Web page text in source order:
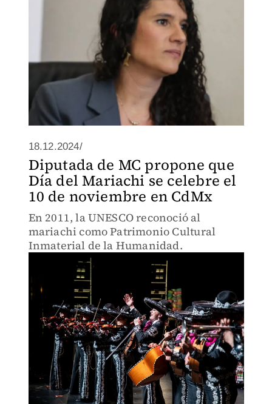
18.12.2024/
Diputada de MC propone que
Día del Mariachi se celebre el
10 de noviembre en CdMx
En 2011, la UNESCO reconoció al
mariachi como Patrimonio Cultural
Inmaterial de la Humanidad.